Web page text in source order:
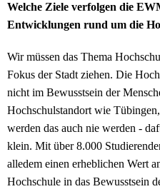
Welche Ziele verfolgen die
Entwicklungen rund um die
Wir müssen das Thema
Fokus der Stadt ziehen. Die
nicht im Bewusstsein der
Hochschulstandort wie
werden das auch nie werden -
klein. Mit über 8.000
alledem einen erheblichen Wert
Hochschule in das Bewusstsein